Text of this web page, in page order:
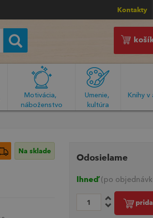
Kontakty
Motivácia,
náboženstvo
Umenie,
kultúra
Knihy v
Na sklade
Odosielame
Ihneď(po